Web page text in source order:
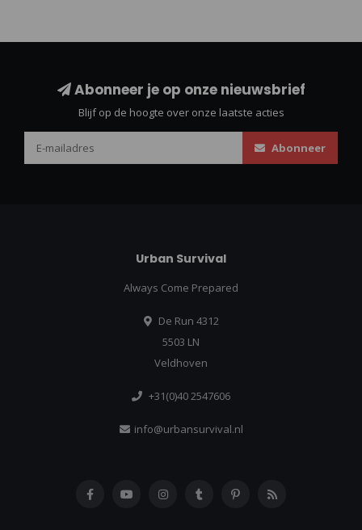
Abonneer je op onze nieuwsbrief
Blijf op de hoogte over onze laatste acties
Abonneer
Urban Survival
Always Come Prepared
De Run 4312
5503 LN
Veldhoven
+31(0)40 2547606
info@urbansurvival.nl